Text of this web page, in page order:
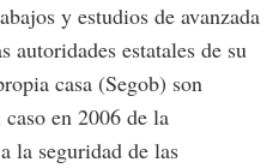
y estudios de avanzada
autoridades estatales de su
casa (Segob) son
en 2006 de la
la seguridad de las